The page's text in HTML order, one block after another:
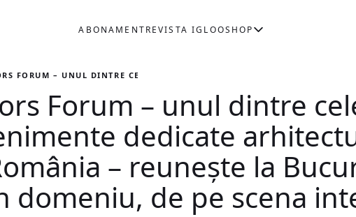
ABONAMENTREVISTA IGLOOSHOP
FORUM – UNUL DINTRE CELE MAI RELEVANTE EVENIMENTE
Forum – unul dintre
dedicate
– reunește la
domeniu, de pe scena